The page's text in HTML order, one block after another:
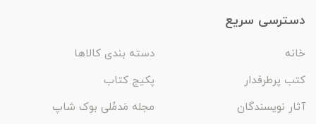
دسترسی سریع
خانه
دسته بندی کالاها
کتب پرطرفدار
پکیج کتاب
آثار نویسندگان
مجله مَدمُلی بوک شاپ